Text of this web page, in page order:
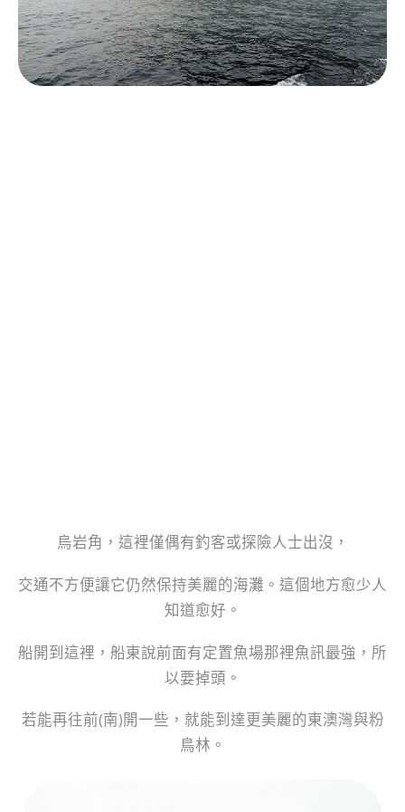
烏岩角，這裡僅偶有釣客或探險人士出沒，
交通不方便讓它仍然保持美麗的海灘。這個地方愈少人
知道愈好。
船開到這裡，船東說前面有定置魚場那裡魚訊最強，所
以要掉頭。
若能再往前(南)開一些，就能到達更美麗的東澳灣與粉
鳥林。